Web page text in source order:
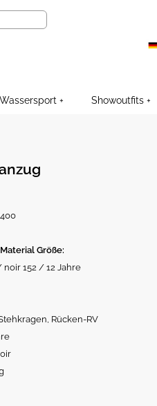
Wassersport Showoutfits
Größe:
noir 152 / 12 Jahre
Rücken-RV